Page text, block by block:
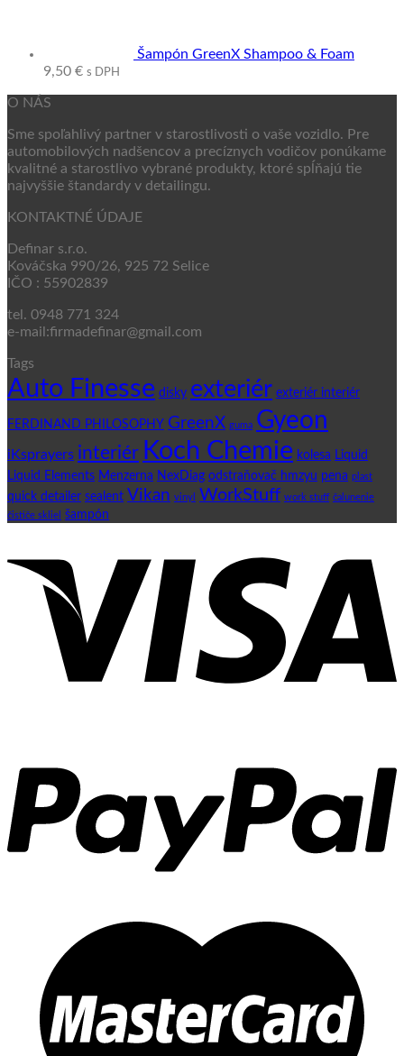
Šampón GreenX Shampoo & Foam
9,50 € s DPH
O NÁS
Sme spoľahlivý partner v starostlivosti o vaše vozidlo. Pre
automobilových nadšencov a precíznych vodičov ponúkame
kvalitné a starostlivo vybrané produkty, ktoré spĺňajú tie
najvyššie štandardy v detailingu.
KONTAKTNÉ ÚDAJE
Definar s.r.o.
Kováčska 990/26, 925 72 Selice
IČO : 55902839
tel. 0948 771 324
e-mail:firmadefinar@gmail.com
Tags
Auto Finesse disky exteriér exteriér interiér
FERDINAND PHILOSOPHY GreenX guma Gyeon
iKsprayers interiér Koch Chemie kolesa Liquid
Liquid Elements Menzerna NexDiag odstraňovač hmzyu pena plast
quick detailer sealent Vikan vinyl WorkStuff work stuff čalunenie
čističe skliel
šampón